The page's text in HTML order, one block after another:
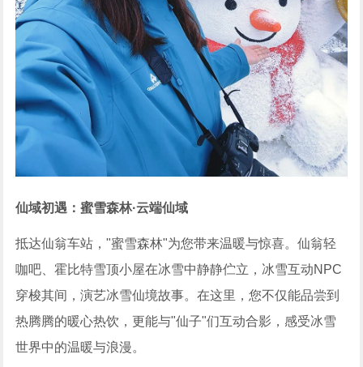
仙域初遇：蜜雪森林·云端仙域
抵达仙翁车站，"蜜雪森林"为您带来温暖与惊喜。仙翁轻
咖吧、霍比特雪顶小屋在冰雪中静静伫立，冰雪互动NPC
穿梭其间，演艺冰雪仙境故事。在这里，您不仅能品尝到
热腾腾的暖心热饮，更能与"仙子"们互动合影，感受冰雪
世界中的温暖与浪漫。